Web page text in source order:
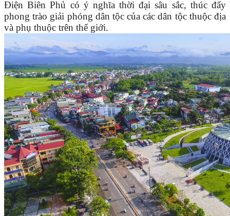
Điện Biên Phủ có ý nghĩa thời đại sâu sắc, thúc đẩy
phong trào giải phóng dân tộc của các dân tộc thuộc địa
và phụ thuộc trên thế giới.